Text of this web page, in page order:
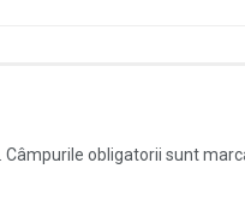
Câmpurile obligatorii sunt